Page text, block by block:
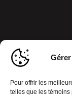
Pour offrir les
telles que les